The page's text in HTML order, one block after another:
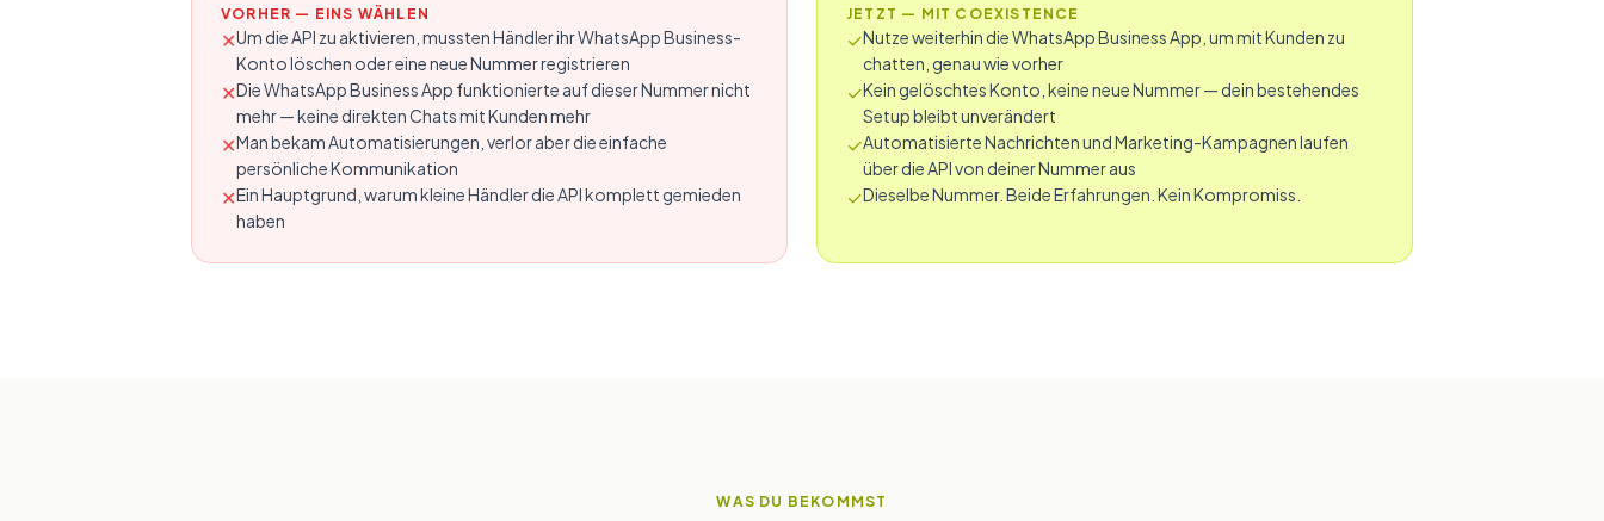
VORHER — EINS WÄHLEN
✕Um die API zu aktivieren, mussten Händler ihr WhatsApp Business-
Konto löschen oder eine neue Nummer registrieren
✕Die WhatsApp Business App funktionierte auf dieser Nummer nicht
mehr — keine direkten Chats mit Kunden mehr
✕Man bekam Automatisierungen, verlor aber die einfache
persönliche Kommunikation
✕Ein Hauptgrund, warum kleine Händler die API komplett gemieden
haben
JETZT — MIT COEXISTENCE
✓Nutze weiterhin die WhatsApp Business App, um mit Kunden zu
chatten, genau wie vorher
✓Kein gelöschtes Konto, keine neue Nummer — dein bestehendes
Setup bleibt unverändert
✓Automatisierte Nachrichten und Marketing-Kampagnen laufen
über die API von deiner Nummer aus
✓Dieselbe Nummer. Beide Erfahrungen. Kein Kompromiss.
WAS DU BEKOMMST